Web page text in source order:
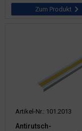
Zum Produkt
Artikel-Nr.: 101.2013
Antirutsch-